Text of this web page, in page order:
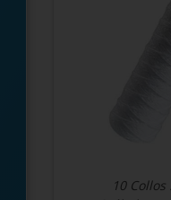
10